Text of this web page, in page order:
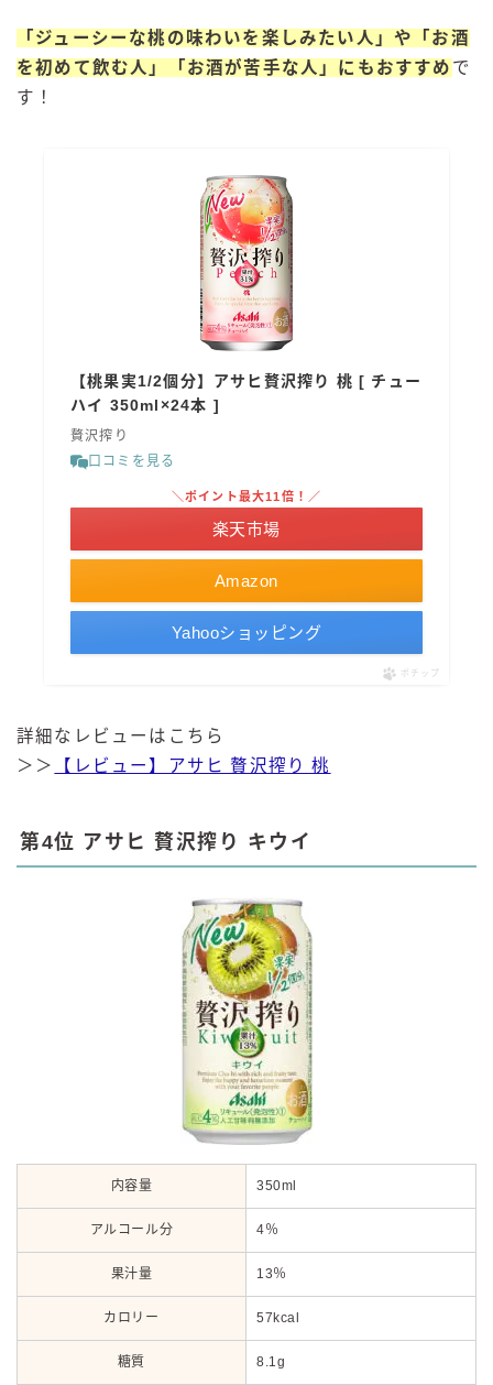
「ジューシーな桃の味わいを楽しみたい人」や「お酒
を初めて飲む人」「お酒が苦手な人」にもおすすめ で
す！
【桃果実1/2個分】アサヒ贅沢搾り 桃 [ チュー
ハイ 350ml×24本 ]
贅沢搾り
口コミを見る
Amazon
＼ポイント最大11倍！／
楽天市場
Yahooショッピング
ポチップ
詳細なレビューはこちら
＞＞
【レビュー】アサヒ 贅沢搾り 桃
第4位 アサヒ 贅沢搾り キウイ
内容量 350ml
アルコール分 4％
果汁量 13％
カロリー 57kcal
糖質 8.1g
毎日更新